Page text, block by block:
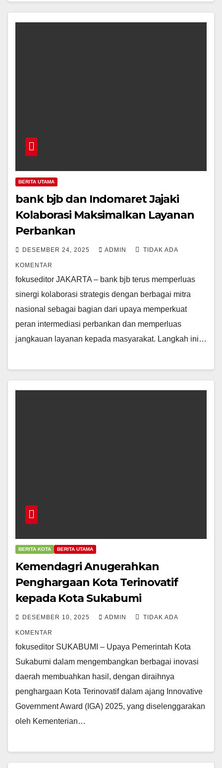
BERITA UTAMA
bank bjb dan Indomaret Jajaki
Kolaborasi Maksimalkan Layanan
Perbankan
DESEMBER 24, 2025 ADMIN TIDAK ADA
KOMENTAR
fokuseditor JAKARTA – bank bjb terus memperluas
sinergi kolaborasi strategis dengan berbagai mitra
nasional sebagai bagian dari upaya memperkuat
peran intermediasi perbankan dan memperluas
jangkauan layanan kepada masyarakat. Langkah ini…
BERITA KOTA BERITA UTAMA
Kemendagri Anugerahkan
Penghargaan Kota Terinovatif
kepada Kota Sukabumi
DESEMBER 10, 2025 ADMIN TIDAK ADA
KOMENTAR
fokuseditor SUKABUMI – Upaya Pemerintah Kota
Sukabumi dalam mengembangkan berbagai inovasi
daerah membuahkan hasil, dengan diraihnya
penghargaan Kota Terinovatif dalam ajang Innovative
Government Award (IGA) 2025, yang diselenggarakan
oleh Kementerian…